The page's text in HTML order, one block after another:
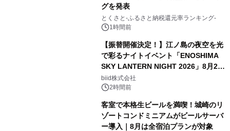
グを発表
とくさと-ふるさと納税還元率ランキング-
1時間前
【振替開催決定！】江ノ島の夜空を光
で彩るナイトイベント「ENOSHIMA
SKY LANTERN NIGHT 2026」8月22
日(土)振替開催＆受付スタート！
biid株式会社
2時間前
客室で本格生ビールを満喫！城崎のリ
ゾートコンドミニアムがビールサーバ
ー導入｜8月は全宿泊プランが対象